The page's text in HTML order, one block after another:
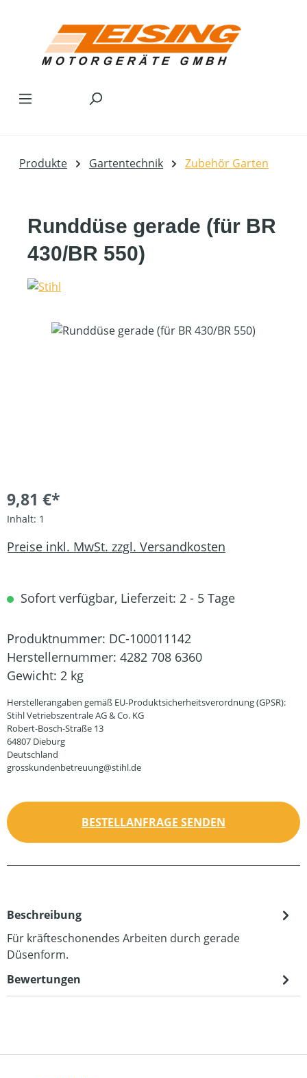
Produkte Gartentechnik Zubehör Garten
Runddüse gerade (für BR
430/BR 550)
Bildergalerie überspringen
9,81 €*
Inhalt: 1
Preise inkl. MwSt. zzgl. Versandkosten
Sofort verfügbar, Lieferzeit: 2 - 5 Tage
Produktnummer: DC-100011142
Herstellernummer: 4282 708 6360
Gewicht: 2 kg
Herstellerangaben gemäß EU-Produktsicherheitsverordnung (GPSR):
Stihl Vetriebszentrale AG & Co. KG
Robert-Bosch-Straße 13
64807 Dieburg
Deutschland
grosskundenbetreuung@stihl.de
BESTELLANFRAGE SENDEN
Beschreibung
Für kräfteschonendes Arbeiten durch gerade
Düsenform.
Bewertungen